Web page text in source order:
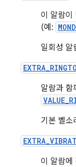
이 알람이
(예:
일회성 알
알람과 함
기본 벨소
이 알람에